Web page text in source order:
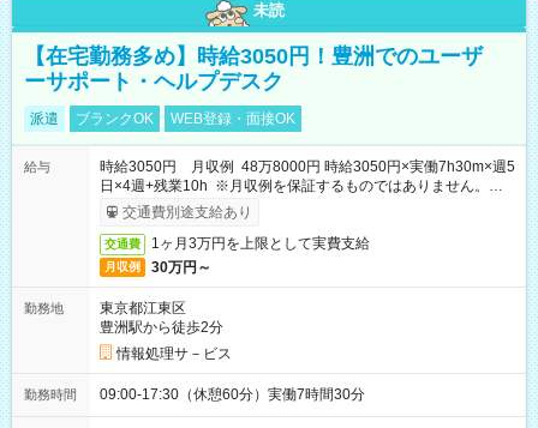
未読
【在宅勤務多め】時給3050円！豊洲でのユーザ
ーサポート・ヘルプデスク
派遣 ブランクOK WEB登録・面接OK
給与
時給3050円 月収例 48万8000円 時給3050円×実働7h30m×週5
日×4週+残業10h ※月収例を保証するものではありません。※給
与即受取りサービス利用可（利用条件有）
交通費別途支給あり
交通費 1ヶ月3万円を上限として実費支給
月収例 30万円～
勤務地
東京都江東区
豊洲駅から徒歩2分
情報処理サ－ビス
勤務時間 09:00-17:30（休憩60分）実働7時間30分